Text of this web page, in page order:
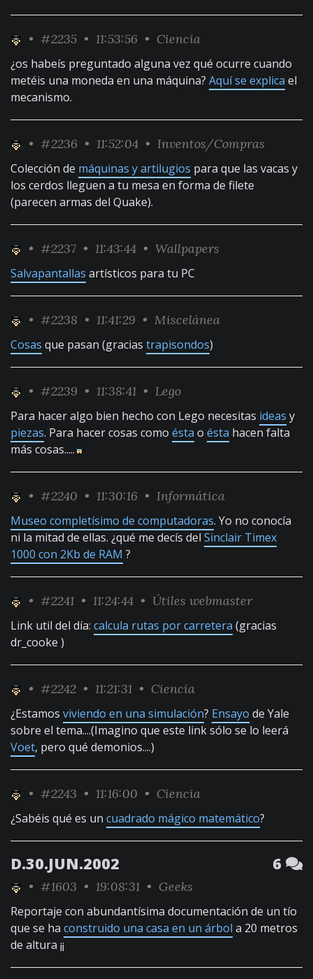
• #2235 • 11:53:56 • Ciencia
¿os habeís preguntado alguna vez qué ocurre cuando
metéis una moneda en una máquina? Aquí se explica el
mecanismo.
• #2236 • 11:52:04 • Inventos/Compras
Colección de máquinas y artilugios para que las vacas y
los cerdos lleguen a tu mesa en forma de filete
(parecen armas del Quake).
• #2237 • 11:43:44 • Wallpapers
Salvapantallas artísticos para tu PC
• #2238 • 11:41:29 • Miscelánea
Cosas que pasan (gracias trapisondos)
• #2239 • 11:38:41 • Lego
Para hacer algo bien hecho con Lego necesitas ideas y
piezas. Para hacer cosas como ésta o ésta hacen falta
más cosas.....
• #2240 • 11:30:16 • Informática
Museo completísimo de computadoras. Yo no conocía
ni la mitad de ellas. ¿qué me decís del Sinclair Timex
1000 con 2Kb de RAM ?
• #2241 • 11:24:44 • Útiles webmaster
Link util del día: calcula rutas por carretera (gracias
dr_cooke )
• #2242 • 11:21:31 • Ciencia
¿Estamos viviendo en una simulación? Ensayo de Yale
sobre el tema....(Imagino que este link sólo se lo leerá
Voet, pero qué demonios....)
• #2243 • 11:16:00 • Ciencia
¿Sabéis qué es un cuadrado mágico matemático?
D.30.JUN.2002 6
• #1603 • 19:08:31 • Geeks
Reportaje con abundantísima documentación de un tío
que se ha construido una casa en un árbol a 20 metros
de altura ¡¡